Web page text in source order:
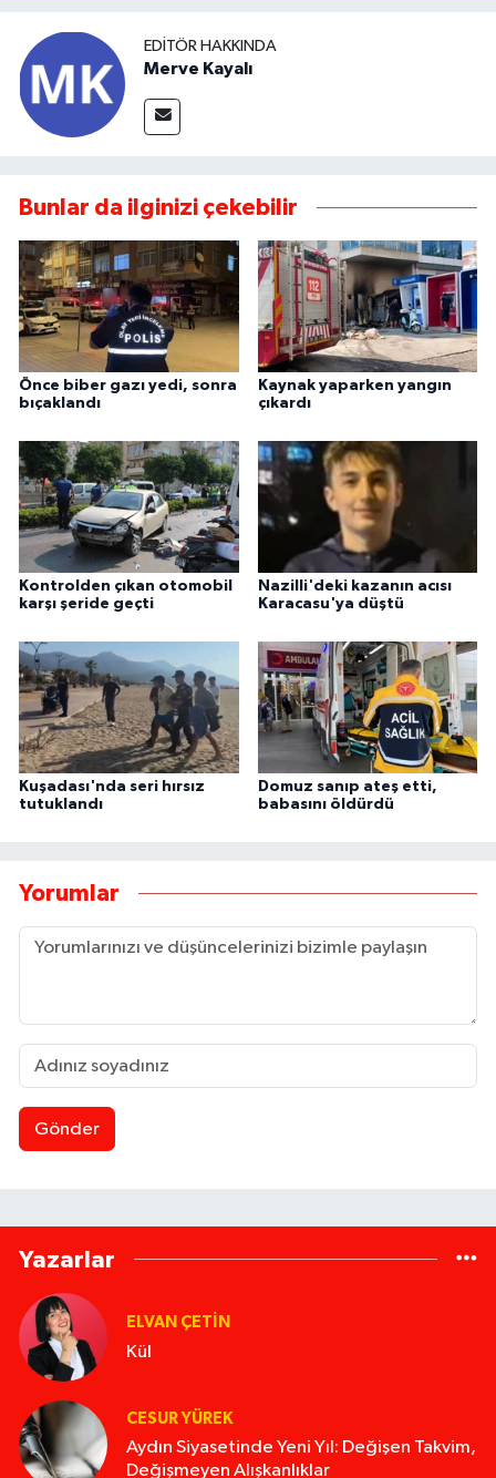
EDITÖR HAKKINDA
Merve Kayalı
Bunlar da ilginizi çekebilir
Önce biber gazı yedi, sonra
bıçaklandı
Kaynak yaparken yangın
çıkardı
Kontrolden çıkan otomobil
karşı şeride geçti
Nazilli'deki kazanın acısı
Karacasu'ya düştü
Kuşadası'nda seri hırsız
tutuklandı
Domuz sanıp ateş etti,
babasını öldürdü
Yorumlar
Gönder
Yazarlar
ELVAN ÇETIN
Kül
CESUR YÜREK
Aydın Siyasetinde Yeni Yıl: Değişen Takvim,
Değişmeyen Alışkanlıklar